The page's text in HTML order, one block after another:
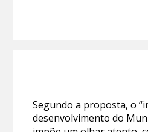
Segundo a proposta, o
desenvolvimento do